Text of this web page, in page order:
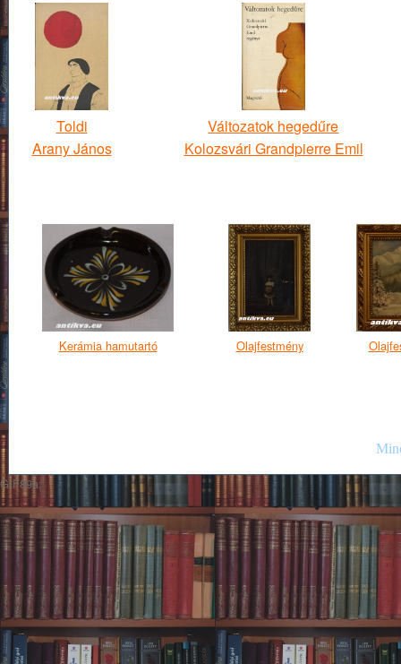
Toldi
Arany János
Változatok hegedűre
Kolozsvári Grandpierre Emil
Kerámia hamutartó Olajfestmény
GIF89a;